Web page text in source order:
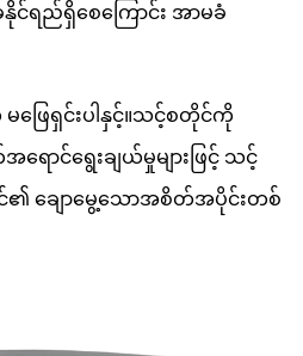
နိုင်ရည်ရှိစေကြောင်း အာမခံ
ေရှင်းပါနှင့်။သင့်စတိုင်ကို
ရောင်ရွေးချယ်မှုများဖြင့် သင့်
ချောမွေ့သောအစိတ်အပိုင်းတစ်